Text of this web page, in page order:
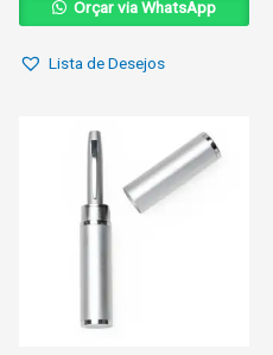
Orçar via WhatsApp
Lista de Desejos